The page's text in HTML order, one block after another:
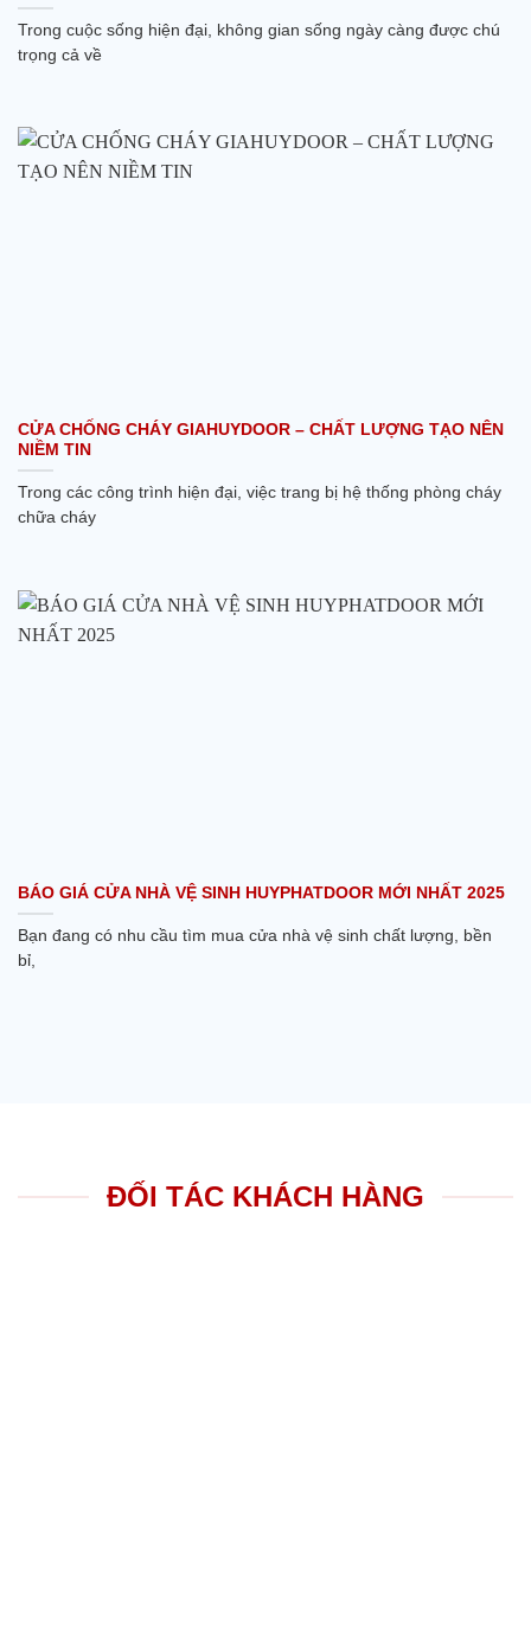
Trong cuộc sống hiện đại, không gian sống ngày càng được chú
trọng cả về
CỬA CHỐNG CHÁY GIAHUYDOOR – CHẤT LƯỢNG TẠO NÊN
NIỀM TIN
Trong các công trình hiện đại, việc trang bị hệ thống phòng cháy
chữa cháy
BÁO GIÁ CỬA NHÀ VỆ SINH HUYPHATDOOR MỚI NHẤT 2025
Bạn đang có nhu cầu tìm mua cửa nhà vệ sinh chất lượng, bền
bỉ,
ĐỐI TÁC KHÁCH HÀNG